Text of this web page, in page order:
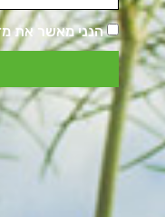
הנני מאשר את